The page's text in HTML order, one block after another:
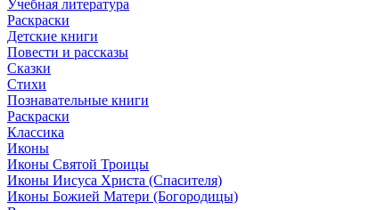
Учебная литература
Раскраски
Детские книги
Повести и рассказы
Сказки
Стихи
Познавательные книги
Раскраски
Классика
Иконы
Иконы Святой Троицы
Иконы Иисуса Христа (Спасителя)
Иконы Божией Матери (Богородицы)